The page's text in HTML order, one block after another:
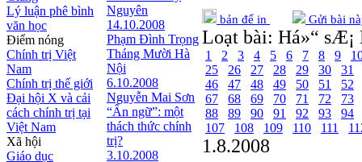
Lý luận phê bình
văn học
Điểm nóng
Chính trị Việt
Nam
Chính trị thế giới
Đại hội X và cải
cách chính trị tại
Việt Nam
Xã hội
Giáo dục
Nguyên
14.10.2008
Phạm Đình Trọng
Tháng Mười Hà
Nội
6.10.2008
Nguyễn Mai Sơn
“Ẩn ngữ”: một
thách thức chính
trị?
3.10.2008
bản để in Gửi bài
Loạt bài: Há»“ sÆ¡
1 2 3 4 5 6 7 8 9
25
26 27 28 29 30
31
46
47 48 49 50 51
52
67
68 69 70 71 72
73
88
89 90 91 92 93
94
107
108 109 110 111
1.8.2008